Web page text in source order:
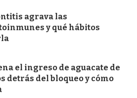
agrava las
y qué hábitos
el ingreso de aguacate de
detrás del bloqueo y cómo